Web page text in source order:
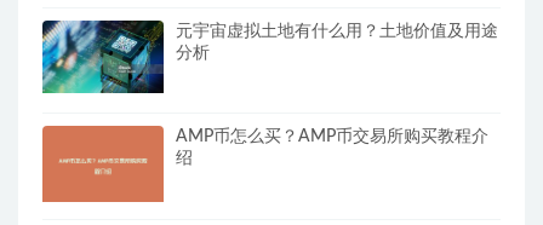
元宇宙虚拟土地有什么用？土地价值及用途
分析
AMP币怎么买？AMP币交易所购买教程介
绍